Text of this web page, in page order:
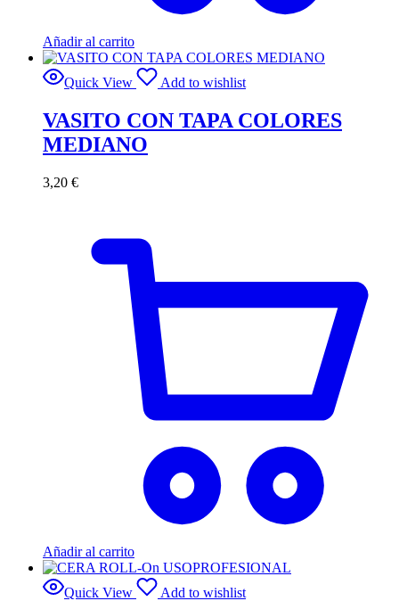
Añadir al carrito
Quick View Add to wishlist
VASITO CON TAPA COLORES
MEDIANO
3,20 €
Añadir al carrito
Quick View Add to wishlist